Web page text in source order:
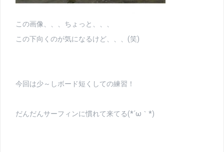
この画像、、、ちょっと、、、
この下向くのが気になるけど、、、(笑)
今回は少～しボード短くしての練習！
だんだんサーフィンに慣れて来てる(*´ω｀*)